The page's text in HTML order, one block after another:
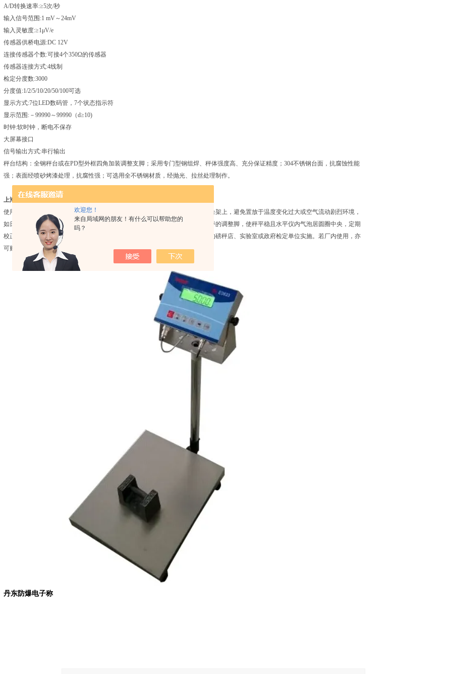
欢迎您！
来自局域网的朋友！有什么可以帮助您的
吗？
A/D转换速率:≥5次/秒
输入信号范围:1 mV～24mV
输入灵敏度:≥1μV/e
传感器供桥电源:DC 12V
连接传感器个数:可接4个350Ω的传感器
传感器连接方式:4线制
检定分度数:3000
分度值:1/2/5/10/20/50/100可选
显示方式:7位LED数码管，7个状态指示符
显示范围:－99990～99990（d≥10)
时钟:软时钟，断电不保存
大屏幕接口
信号输出方式:串行输出
秤台结构：全钢秤台或在PD型外框四角加装调整支脚；采用专门型钢组焊、秤体强度高、充分保证精度；304不锈钢台面，抗腐蚀性能
强；表面经喷砂烤漆处理，抗腐性强；可选用全不锈钢材质，经抛光、拉丝处理制作。
上海计数防爆电子称3150ex
使用前的准备工作：请将电子秤置于稳固地面使用，勿置于震动不稳的桌面或台架上，避免置放于温度变化过大或空气流动剧烈环境，
如日光直射或冷气出风口处，使用独立电源插座以免其它电器干扰，调整电子秤的调整脚，使秤平稳且水平仪内气泡居圆圈中央，定期
校正：为保持磅秤的准确性，应至少一年校正一次。校正方式可委托信誉良好的磅秤店、实验室或政府检定单位实施。若厂内使用，亦
可购置一套适合本身且检验合格的标准砝码做定期校正。
丹东防爆电子称